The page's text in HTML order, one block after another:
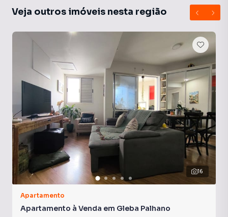
Veja outros imóveis nesta região
16
Apartamento
Apartamento à Venda em Gleba Palhano